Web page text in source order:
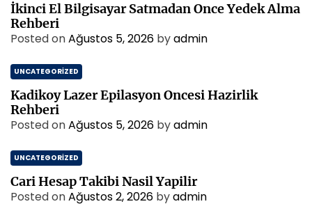
İkinci El Bilgisayar Satmadan Once Yedek Alma
Rehberi
Posted onAğustos 5, 2026 byadmin
UNCATEGORIZED
Kadikoy Lazer Epilasyon Oncesi Hazirlik
Rehberi
Posted onAğustos 5, 2026 byadmin
UNCATEGORIZED
Cari Hesap Takibi Nasil Yapilir
Posted onAğustos 2, 2026 byadmin